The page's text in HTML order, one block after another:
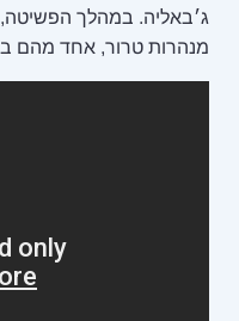
איתרו הלוחמים שישה פירי
בתוך מסגד.